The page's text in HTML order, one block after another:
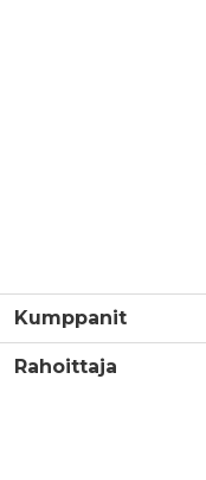
Kumppanit
Rahoittaja